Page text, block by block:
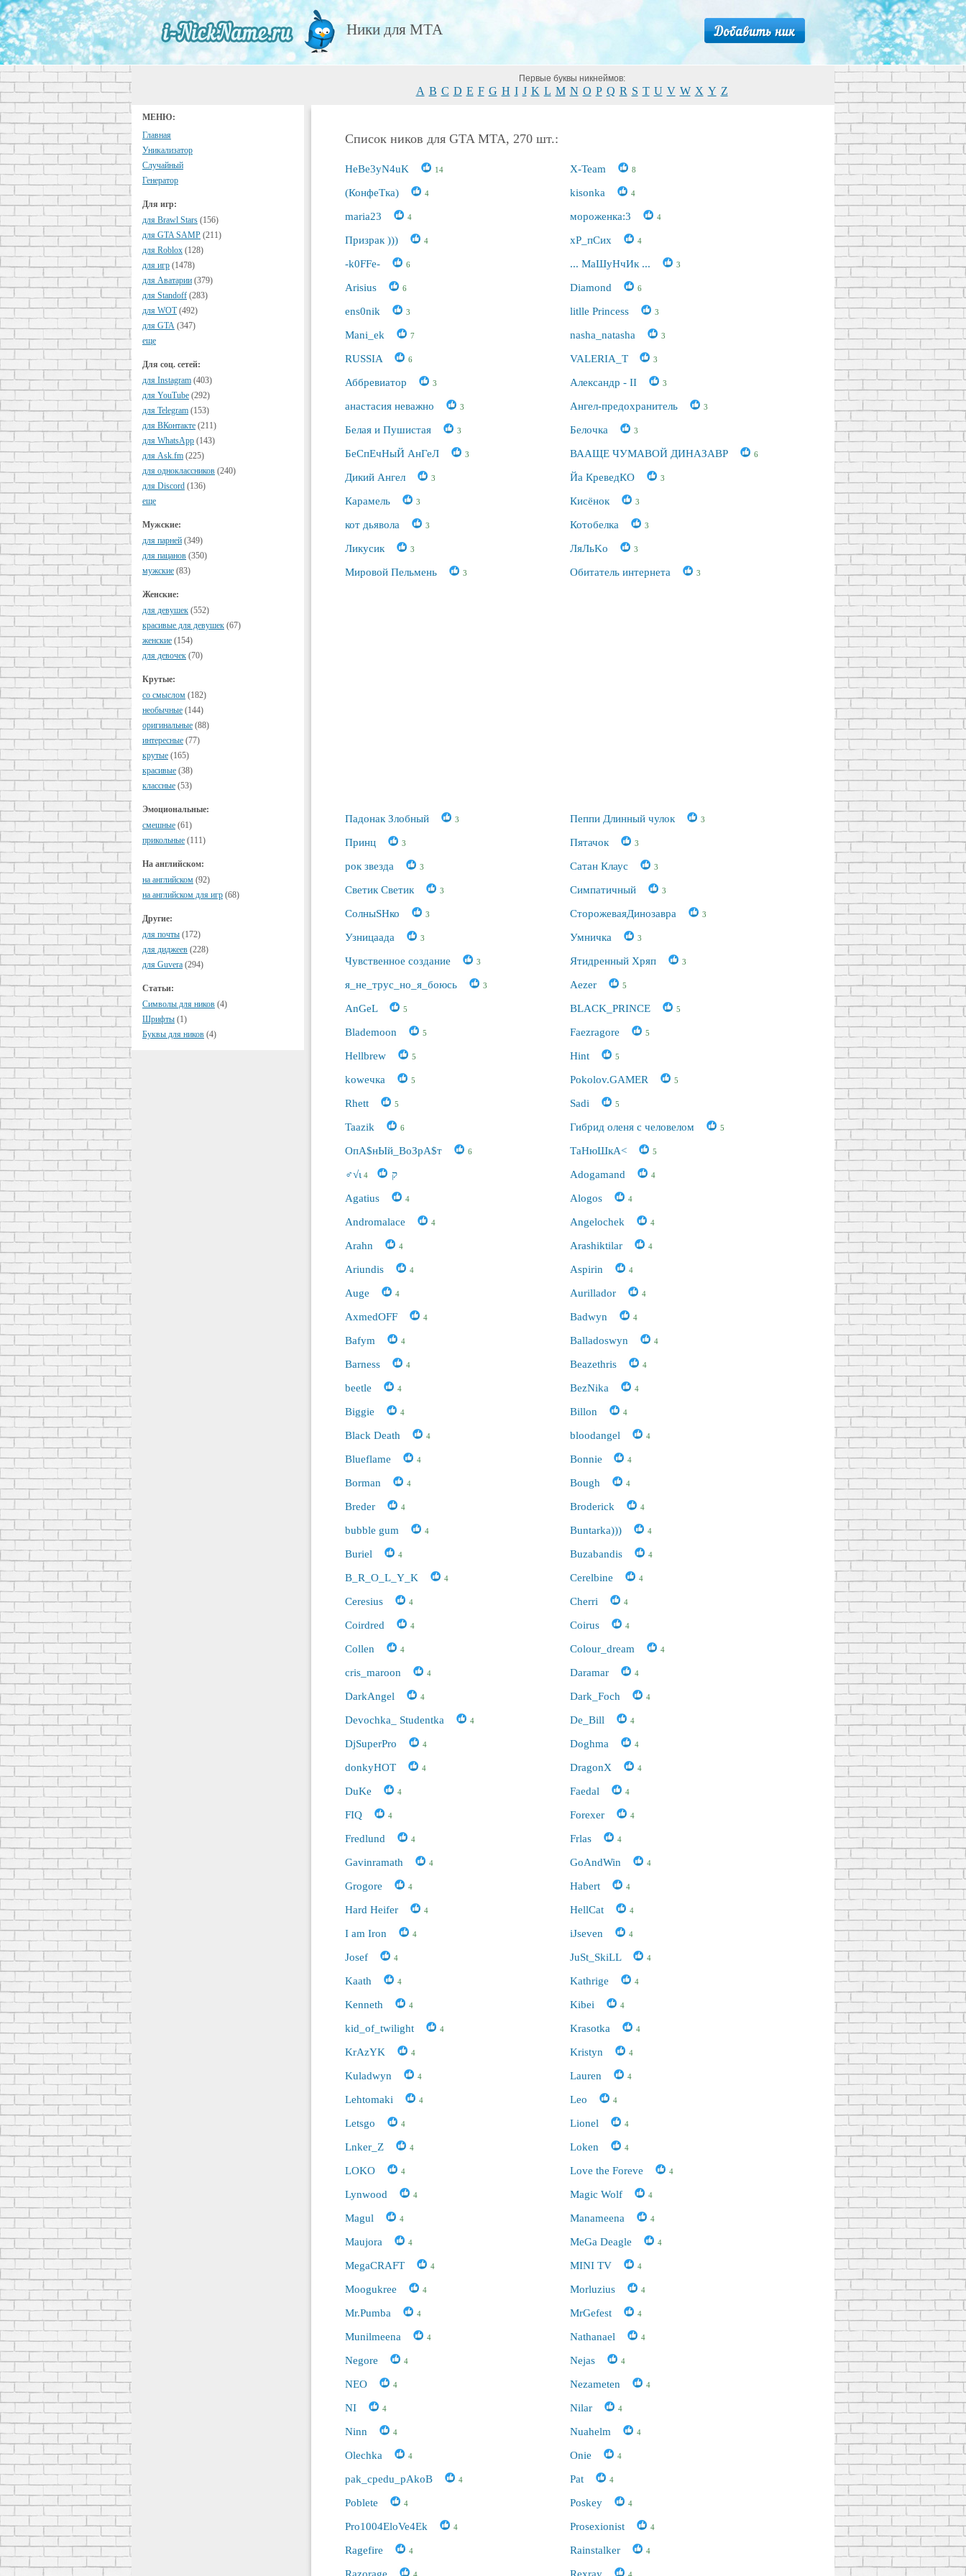
Ники для МТА
МЕНЮ:
Главная
Уникализатор
Случайный
Генератор
Для игр:
для Brawl Stars (156)
для GTA SAMP (211)
для Roblox (128)
для игр (1478)
для Аватарии (379)
для Standoff (283)
для WOT (492)
для GTA (347)
еще
Для соц. сетей:
для Instagram (403)
для YouTube (292)
для Telegram (153)
для ВКонтакте (211)
для WhatsApp (143)
для Ask.fm (225)
для одноклассников (240)
для Discord (136)
еще
Мужские:
для парней (349)
для пацанов (350)
мужские (83)
Женские:
для девушек (552)
красивые для девушек (67)
женские (154)
для девочек (70)
Крутые:
cо смыслом (182)
необычные (144)
оригинальные (88)
интересные (77)
крутые (165)
красивые (38)
классные (53)
Эмоциональные:
смешные (61)
прикольные (111)
На английском:
на английском (92)
на английском для игр (68)
Другие:
для почты (172)
для диджеев (228)
для Guvera (294)
Статьи:
Символы для ников (4)
Шрифты (1)
Буквы для ников (4)
Первые буквы никнеймов:
A B C D E F G H I J K L M N O P Q R S T U V W X Y Z
Список ников для GTA MTA, 270 шт.:
HeBe3yN4uK 14 X-Team 8
(КонфеТка) 4 kisonka 4
maria23 4 мороженка:3 4
Призрак ))) 4 хР_пСих 4
-k0FFe- 6 ... МаШуНчИк ... 3
Arisius 6 Diamond 6
ens0nik 3 litlle Princess 3
Mani_ek 7 nasha_natasha 3
RUSSIA 6 VALERIA_T 3
Аббревиатор 3 Александр - II 3
анастасия неважно 3 Ангел-предохранитель 3
Белая и Пушистая 3 Белочка 3
БеСпЕчНыЙ АнГеЛ 3 ВААЩЕ ЧУМАВОЙ ДИНАЗАВР 6
Дикий Ангел 3 Йа КреведКО 3
Карамель 3 Кисёнок 3
кот дьявола 3 Котобелка 3
Ликусик 3 ЛяЛьKo 3
Мировой Пельмень 3 Обитатель интернета 3
Падонак Злобный 3 Пеппи Длинный чулок 3
Принц 3 Пятачок 3
рок звезда 3 Сатан Клаус 3
Светик Светик 3 Симпатичный 3
СолныSHко 3 СторожеваяДинозавра 3
Узницаада 3 Умничка 3
Чувственное создание 3 Ятидренный Хряп 3
я_не_трус_но_я_боюсь 3 Aezer 5
AnGeL 5 BLACK_PRINCE 5
Blademoon 5 Faezragore 5
Hellbrew 5 Hint 5
koweчка 5 Pokolov.GAMER 5
Rhett 5 Sadi 5
Taazik 6 Гибрид оленя с человелом 5
ОпА$нЫй_ВоЗрА$т 6 ТаНюШкА< 5
♂√ιק 4 Adogamand 4
Agatius 4 Alogos 4
Andromalace 4 Angelochek 4
Arahn 4 Arashiktilar 4
Ariundis 4 Aspirin 4
Auge 4 Aurillador 4
AxmedOFF 4 Badwyn 4
Bafym 4 Balladoswyn 4
Barness 4 Beazethris 4
beetle 4 BezNika 4
Biggie 4 Billon 4
Black Death 4 bloodangel 4
Blueflame 4 Bonnie 4
Borman 4 Bough 4
Breder 4 Broderick 4
bubble gum 4 Buntarka))) 4
Buriel 4 Buzabandis 4
B_R_O_L_Y_K 4 Cerelbine 4
Ceresius 4 Cherri 4
Coirdred 4 Coirus 4
Collen 4 Colour_dream 4
cris_maroon 4 Daramar 4
DarkAngel 4 Dark_Foch 4
Devochka_ Studentka 4 De_Bill 4
DjSuperPro 4 Doghma 4
donkyHOT 4 DragonX 4
DuKe 4 Faedal 4
FIQ 4 Forexer 4
Fredlund 4 Frlas 4
Gavinramath 4 GoAndWin 4
Grogore 4 Habert 4
Hard Heifer 4 HellCat 4
I am Iron 4 iJseven 4
Josef 4 JuSt_SkiLL 4
Kaath 4 Kathrige 4
Kenneth 4 Kibei 4
kid_of_twilight 4 Krasotka 4
KrAzYK 4 Kristyn 4
Kuladwyn 4 Lauren 4
Lehtomaki 4 Leo 4
Letsgo 4 Lionel 4
Lnker_Z 4 Loken 4
LOKO 4 Love the Foreve 4
Lynwood 4 Magic Wolf 4
Magul 4 Manameena 4
Maujora 4 MeGa Deagle 4
MegaCRAFT 4 MINI TV 4
Moogukree 4 Morluzius 4
Mr.Pumba 4 MrGefest 4
Munilmeena 4 Nathanael 4
Negore 4 Nejas 4
NEO 4 Nezameten 4
NI 4 Nilar 4
Ninn 4 Nuahelm 4
Olechka 4 Onie 4
pak_cpedu_pAkoB 4 Pat 4
Poblete 4 Poskey 4
Pro1004EloVe4Ek 4 Prosexionist 4
Ragefire 4 Rainstalker 4